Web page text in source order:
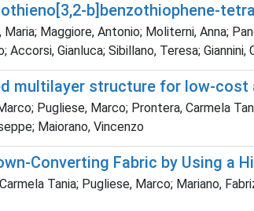
b]benzothiophene-
Maggiore, Antonio; Moliterni, Anna;
Accorsi, Gianluca; Sibillano, Teresa;
multilayer structure for low-cost
Pugliese, Marco; Prontera, Carmela
Maiorano, Vincenzo
Converting Fabric by Using a
Tania; Pugliese, Marco; Mariano,